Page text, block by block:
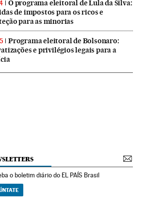
O programa eleitoral de Lula da Silva:
de impostos para os ricos e
para as minorias
Programa eleitoral de Bolsonaro:
e privilégios legais para a
o boletim diário do EL PAÍS Brasil